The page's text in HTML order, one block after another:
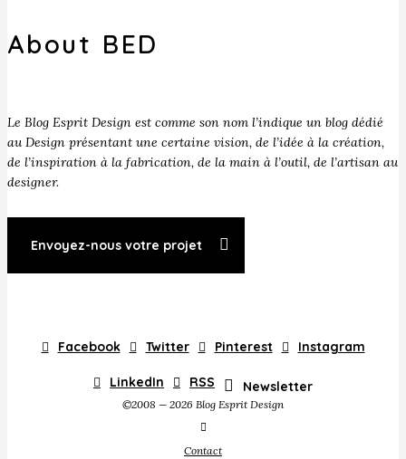
About BED
Le Blog Esprit Design est comme son nom l’indique un blog dédié
au Design présentant une certaine vision, de l’idée à la création,
de l’inspiration à la fabrication, de la main à l’outil, de l’artisan au
designer.
Envoyez-nous votre projet
Facebook Twitter Pinterest Instagram
LinkedIn RSS Newsletter
©2008 — 2026 Blog Esprit Design
Contact